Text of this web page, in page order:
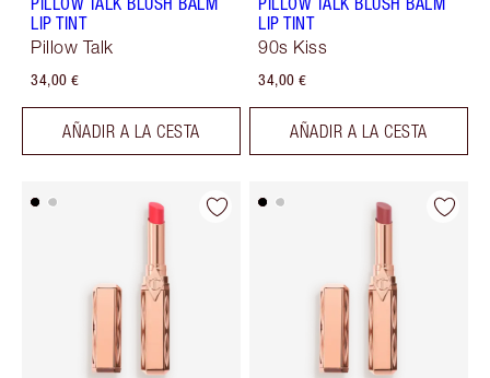
LIP TINT
Pillow Talk
34,00 €
AÑADIR A LA CESTA
LIP TINT
90s Kiss
34,00 €
AÑADIR A LA CESTA